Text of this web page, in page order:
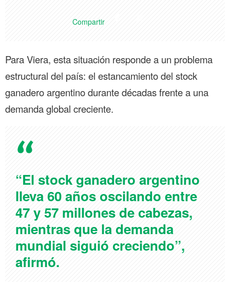
Compartir
Para Viera, esta situación responde a un problema
estructural del país: el estancamiento del stock
ganadero argentino durante décadas frente a una
demanda global creciente.
“El stock ganadero argentino
lleva 60 años oscilando entre
47 y 57 millones de cabezas,
mientras que la demanda
mundial siguió creciendo”,
afirmó.